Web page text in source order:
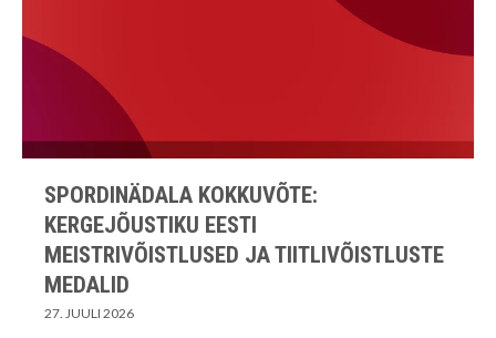
SPORDINÄDALA KOKKUVÕTE:
KERGEJÕUSTIKU EESTI
MEISTRIVÕISTLUSED JA TIITLIVÕISTLUSTE
MEDALID
27. JUULI 2026